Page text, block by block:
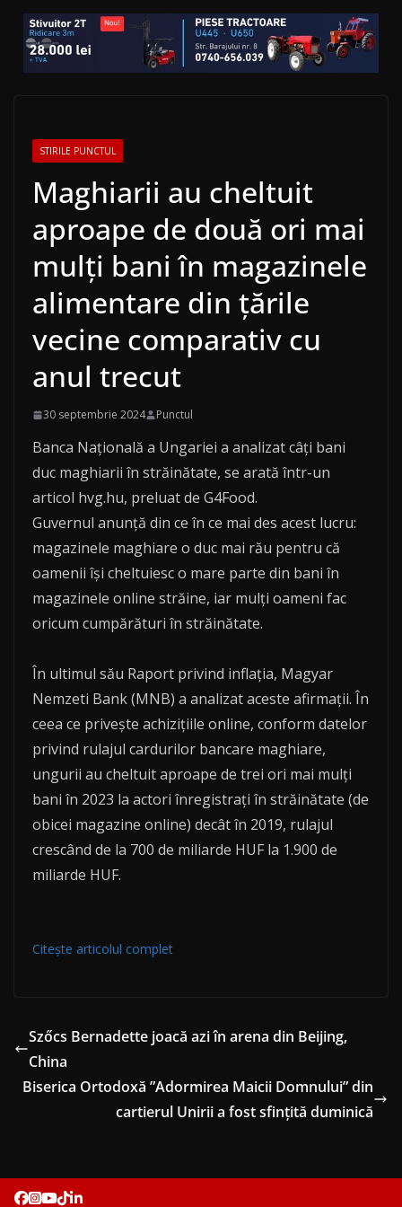
STIRILE PUNCTUL
Maghiarii au cheltuit
aproape de două ori mai
mulți bani în magazinele
alimentare din țările
vecine comparativ cu
anul trecut
30 septembrie 2024 Punctul
Banca Națională a Ungariei a analizat câți bani
duc maghiarii în străinătate, se arată într-un
articol hvg.hu, preluat de G4Food.
Guvernul anunță din ce în ce mai des acest lucru:
magazinele maghiare o duc mai rău pentru că
oamenii își cheltuiesc o mare parte din bani în
magazinele online străine, iar mulți oameni fac
oricum cumpărături în străinătate.
În ultimul său Raport privind inflația, Magyar
Nemzeti Bank (MNB) a analizat aceste afirmații. În
ceea ce privește achizițiile online, conform datelor
privind rulajul cardurilor bancare maghiare,
ungurii au cheltuit aproape de trei ori mai mulți
bani în 2023 la actori înregistrați în străinătate (de
obicei magazine online) decât în 2019, rulajul
crescând de la 700 de miliarde HUF la 1.900 de
miliarde HUF.
Citește articolul complet
Szőcs Bernadette joacă azi în arena din Beijing,
China
Biserica Ortodoxă ”Adormirea Maicii Domnului” din
cartierul Unirii a fost sfințită duminică